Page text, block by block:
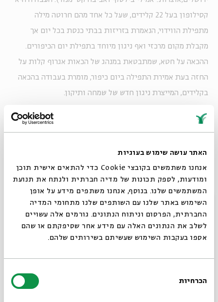
האתר עושה שימוש בעוגיות
אנחנו משתמשים בקובצי Cookie כדי להתאים אישית תוכן
ומודעות, לספק תכונות של מדיה חברתית ולנתח את תנועת
המשתמשים שלנו. בנוסף, אנחנו משתפים מידע על אופן
השימוש באתר שלנו עם השותפים שלנו מתחומי המדיה
החברתית, הפרסום וניתוח הנתונים. גורמים אלה עשויים
לשלב את הנתונים האלה עם מידע אחר שסיפקתם או שהם
אספו בעקבות השימוש שעשיתם בשירותים שלהם.
הסכמה
הכרחיות
קסילופון בעל 22 קלידים, שעל כל אחד מהם חרוטה מילה
מתפילת הווידוי, הנאמרת בזריזות בבתי כנסת בכל יום אך
מקבלת מקום מרכזי ואף ניגון מיוחד בתפילת יום הכיפורים.
ההכאה על חטא, שמתבטאת במנהג של הכאות אגרוף קלות על
החזה בעת אמירת התפילה ביום כיפור, מומרת בעבודה בהכאה
בקלידים, המייצרת ניגון חדש של שמחה ותיקון.
עבודותיו של אברמסון נובעות משיח אמנותי פלורליסטי
ומאפשר אתגור של נושא לחיוב או לשלילה באופן הנתון
לשיפוטו של הצופה. כך הופכים היוצר, היצירה ומבטו של הצופה
עצמה ומשמעותה. הטקטיקה הזאת נשענת על התובנה שהמתח
בין קודש לחול ובין הדתי לחילוני אינו מתח המבדיל בין ישויות
סגור